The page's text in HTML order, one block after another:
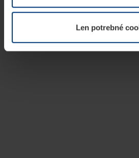
kedykoľvek zmeniť alebo odvolať
našej webovej stránky.Len potrebné